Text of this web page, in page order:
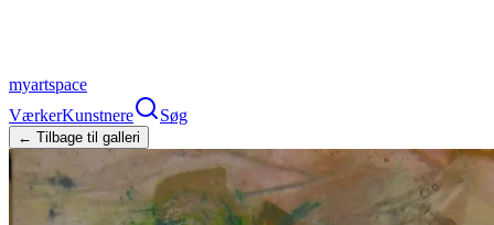
myartspace
VærkerKunstnere Søg
← Tilbage til galleri